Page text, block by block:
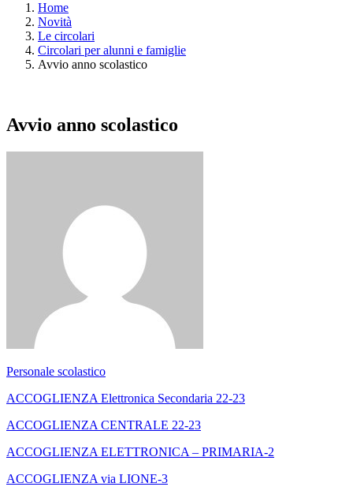
Home
Novità
Le circolari
Circolari per alunni e famiglie
Avvio anno scolastico
Avvio anno scolastico
Personale scolastico
ACCOGLIENZA Elettronica Secondaria 22-23
ACCOGLIENZA CENTRALE 22-23
ACCOGLIENZA ELETTRONICA – PRIMARIA-2
ACCOGLIENZA via LIONE-3